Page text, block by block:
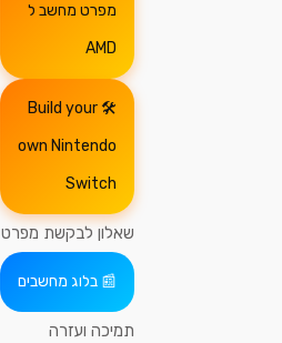
מפרט מחשב ל
AMD
Build your
own Nintendo
Switch
שאלון לבקשת מפרט
בלוג מחשבים
תמיכה ועזרה